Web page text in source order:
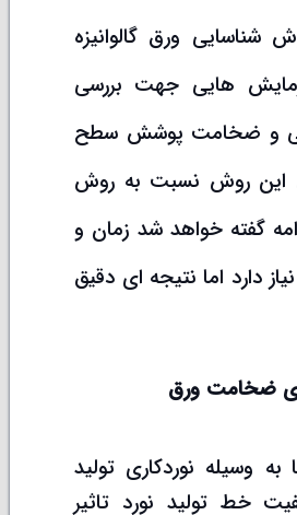
شناسایی ورق گالوانیزه
هایی جهت بررسی
و ضخامت پوشش سطح
این روش نسبت به روش
گفته خواهد شد زمان و
دارد اما نتیجه ای دقیق
ضخامت ورق
وسیله نوردکاری تولید
خط تولید نورد تاثیر